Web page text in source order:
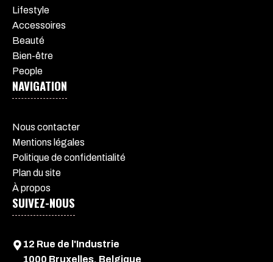
Lifestyle
Accessoires
Beauté
Bien-être
People
NAVIGATION
Nous contacter
Mentions légales
Politique de confidentialité
Plan du site
À propos
SUIVEZ-NOUS
12 Rue de l'Industrie
1000 Bruxelles, Belgique